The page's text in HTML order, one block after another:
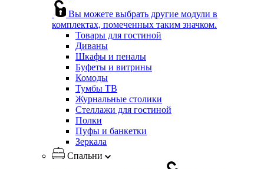
Вы можете выбрать другие модули в
комплектах, помеченных таким значком.
Товары для гостиной
Диваны
Шкафы и пеналы
Буфеты и витрины
Комоды
Тумбы ТВ
Журнальные столики
Стеллажи для гостиной
Полки
Пуфы и банкетки
Зеркала
Спальни